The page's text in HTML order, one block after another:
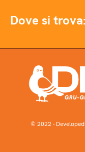
Dove si trova:
© 2022 -